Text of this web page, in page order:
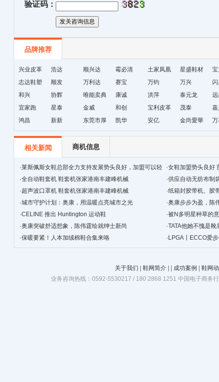
验证码：
品牌推荐
兴业皮革 浩达 顺兴达 霉必清
土家凤凰
十字绣鞋
垫厂
星盛鞋材
志达鞋塑
顺发 万利达 赛宝 万钧 万兴
和兴
协辉 唯能卖典 康诚 洪萍 泰元龙
宜家跑
星泰 金威 和创 宝利皮革 茂泰
鸿昌
新新
东莞市厚
街天逸皮
革
凯华 安亿 金尚愛華
相关新闻 商机信息
·莱斯佩斯女鞋总部全力支持发展势头良好，加盟可以轻
松经营！
·女鞋加盟势头良好
·全自动鞋套机 鞋套机张家港南丰建峰机械 ·供应自动无纺布制
械
·超声波口罩机 鞋套机张家港南丰建峰机械 ·纸箱封胶带机、胶
·城市守护计划：奥康，用温暖点亮城市之光 ·奥康步步为盈，陈
·CELINE 推出 Huntington 运动鞋 ·被N多明星种草的
·奥康突破舒适想象，陈伟霆绘就绅士新尚 ·TATA他她不愧是
·保暖要紧！人本加绒棉鞋合集来咯 · LPGA丨ECCO爱
关于我们 鞋网简介 成功案例
鞋网
业务咨询热线：0592-5530217 / 180 2868 1251 中国电子商务